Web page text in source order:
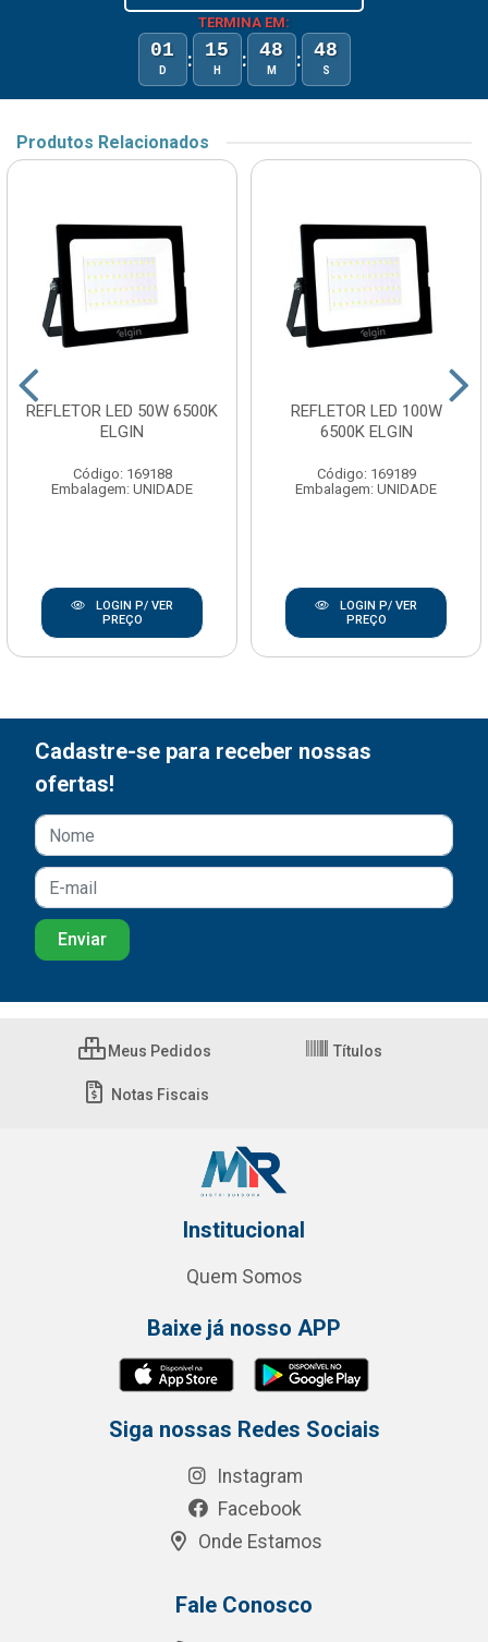
TERMINA EM:
01
D : 15
H : 48
M : 48
S
Produtos Relacionados
REFLETOR LED 50W 6500K
ELGIN
Código: 169188
Embalagem: UNIDADE
LOGIN P/ VER
PREÇO
REFLETOR LED 100W
6500K ELGIN
Código: 169189
Embalagem: UNIDADE
LOGIN P/ VER
PREÇO
Cadastre-se para receber nossas
ofertas!
Meus Pedidos Títulos
Notas Fiscais
Institucional
Quem Somos
Baixe já nosso APP
Siga nossas Redes Sociais
Instagram
Facebook
Onde Estamos
Fale Conosco